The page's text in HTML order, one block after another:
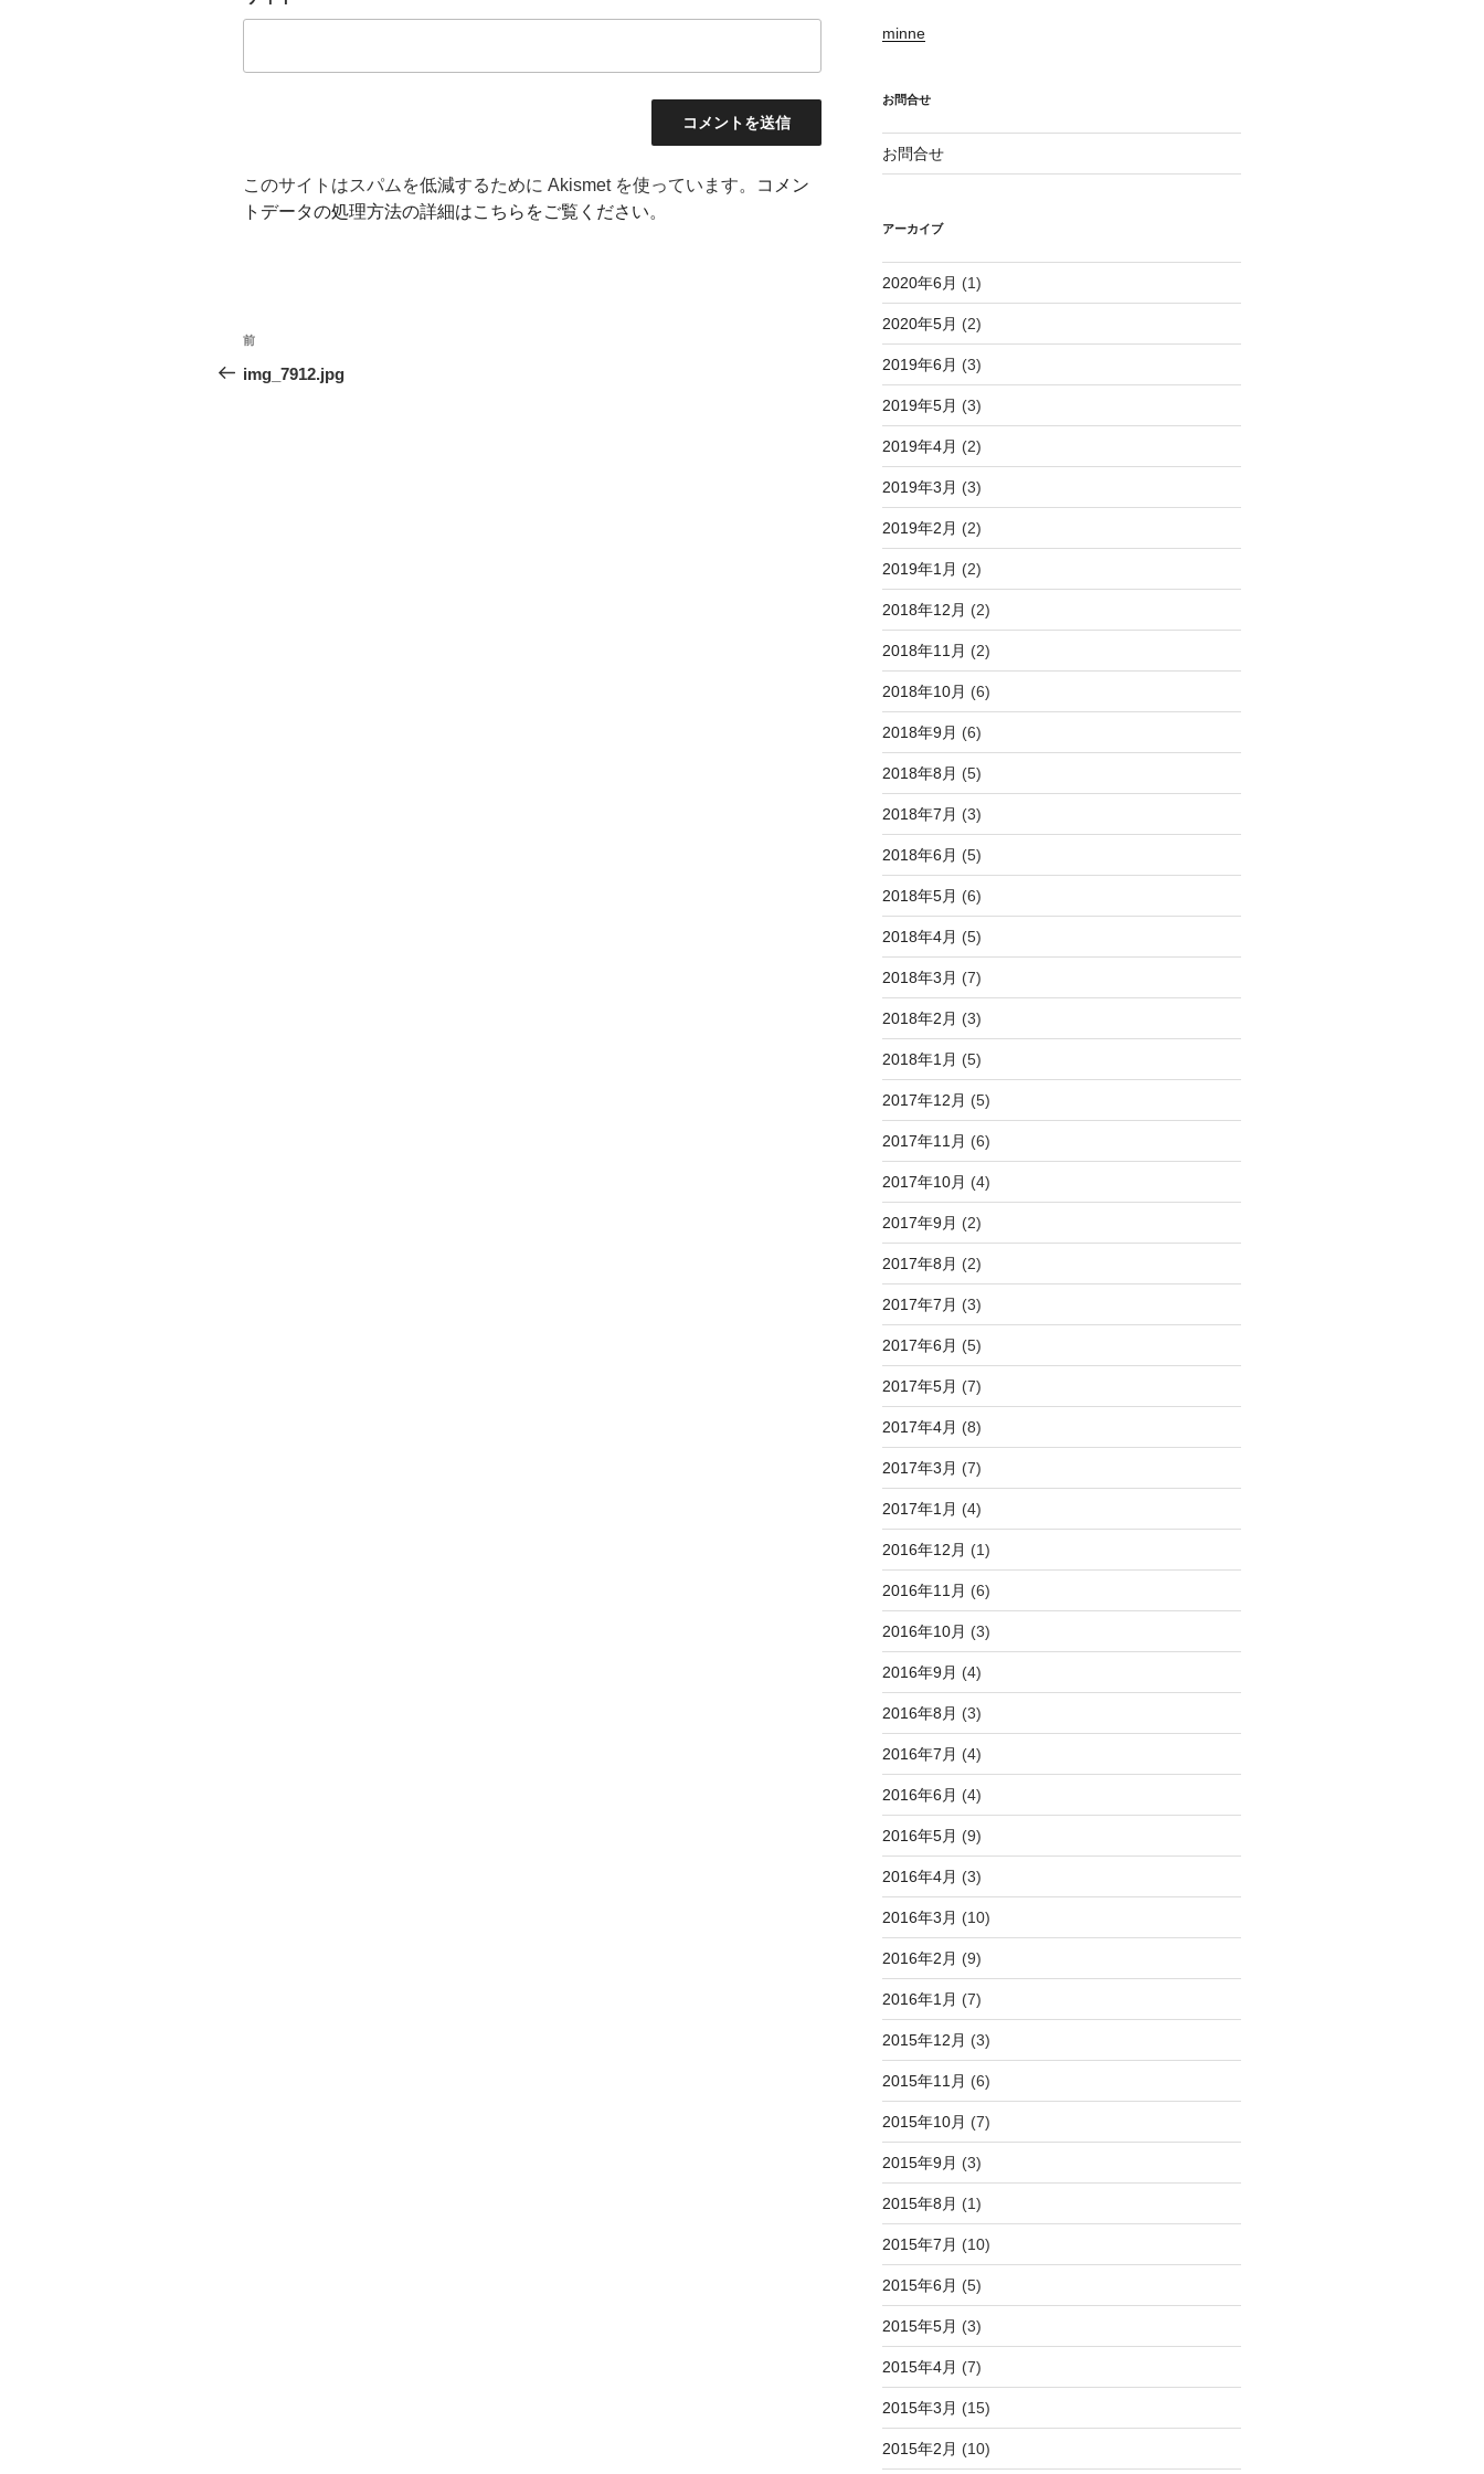
このサイトはスパムを低減するために Akismet を使っています。
コメン
トデータの処理方法の詳細はこちらをご覧ください。
投
稿
前
の
前
img_7912.jpg
minne
お問合せ
お問合せ
アーカイブ
2020年6月 (1)
2020年5月 (2)
2019年6月 (3)
2019年5月 (3)
2019年4月 (2)
2019年3月 (3)
2019年2月 (2)
2019年1月 (2)
2018年12月 (2)
2018年11月 (2)
2018年10月 (6)
2018年9月 (6)
2018年8月 (5)
2018年7月 (3)
2018年6月 (5)
2018年5月 (6)
2018年4月 (5)
2018年3月 (7)
2018年2月 (3)
2018年1月 (5)
2017年12月 (5)
2017年11月 (6)
2017年10月 (4)
2017年9月 (2)
2017年8月 (2)
2017年7月 (3)
2017年6月 (5)
2017年5月 (7)
2017年4月 (8)
2017年3月 (7)
2017年1月 (4)
2016年12月 (1)
2016年11月 (6)
2016年10月 (3)
2016年9月 (4)
2016年8月 (3)
2016年7月 (4)
2016年6月 (4)
2016年5月 (9)
2016年4月 (3)
2016年3月 (10)
2016年2月 (9)
2016年1月 (7)
2015年12月 (3)
2015年11月 (6)
2015年10月 (7)
2015年9月 (3)
2015年8月 (1)
2015年7月 (10)
2015年6月 (5)
2015年5月 (3)
2015年4月 (7)
2015年3月 (15)
2015年2月 (10)